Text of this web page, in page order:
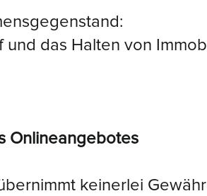
und das Halten von
Onlineangebotes
keinerlei